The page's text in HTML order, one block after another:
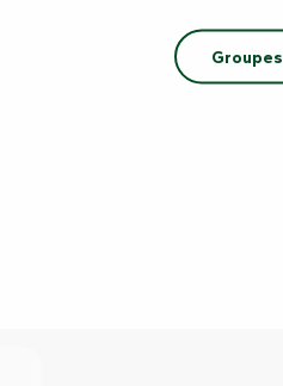
Groupes